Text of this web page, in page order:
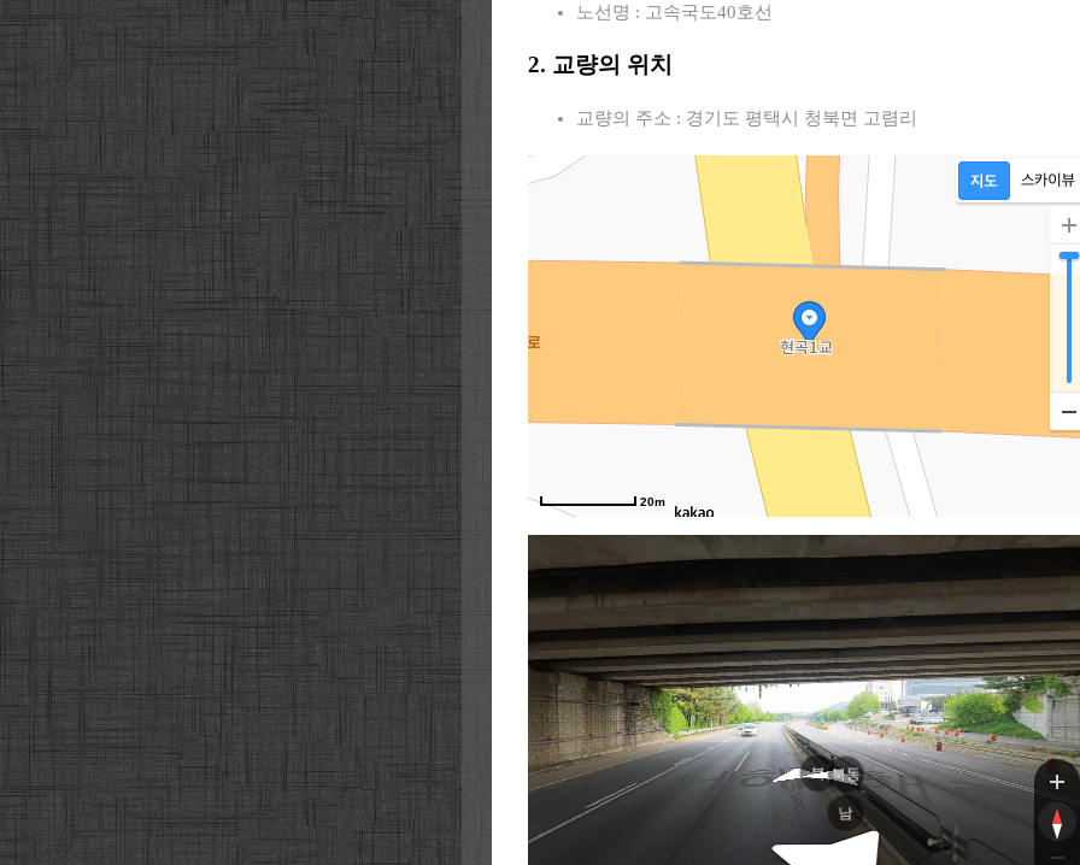
노선명 : 고속국도40호선
2. 교량의 위치
교량의 주소 : 경기도 평택시 청북면 고렴리
20m
서해로
서해로
서해
북
남
북동